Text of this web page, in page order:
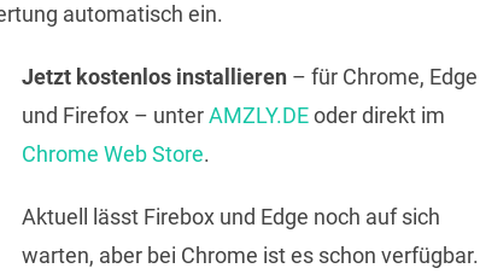
automatisch ein.
Jetzt kostenlos installieren– für Chrome, Edge
und Firefox – unterAMZLY.DEoder direkt im
Chrome Web Store.
Aktuell lässt Firebox und Edge noch auf sich
warten, aber bei Chrome ist es schon verfügbar.